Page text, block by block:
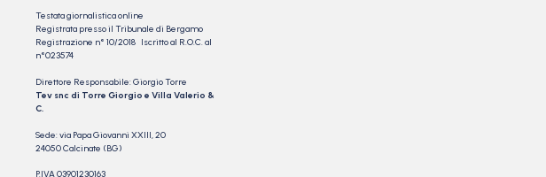
Testata giornalistica online
Registrata presso il Tribunale di Bergamo
Registrazione n° 10/2018 Iscritto al R.O.C. al
n°023574
Direttore Responsabile: Giorgio Torre
Tev snc di Torre Giorgio e Villa Valerio &
C.
Sede: via Papa Giovanni XXIII, 20
24050 Calcinate (BG)
P.IVA 03901230163